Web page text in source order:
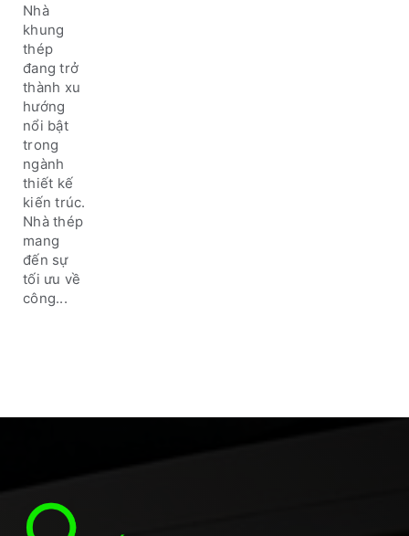
tầng –
xu
hướng
mới cho
không
gian
sống
đẹp,
bền
vững
năm
2025
Nhà
khung
thép
đang trở
thành xu
hướng
nổi bật
trong
ngành
thiết kế
kiến ​​trúc.
Nhà thép
mang
đến sự
tối ưu về
công...